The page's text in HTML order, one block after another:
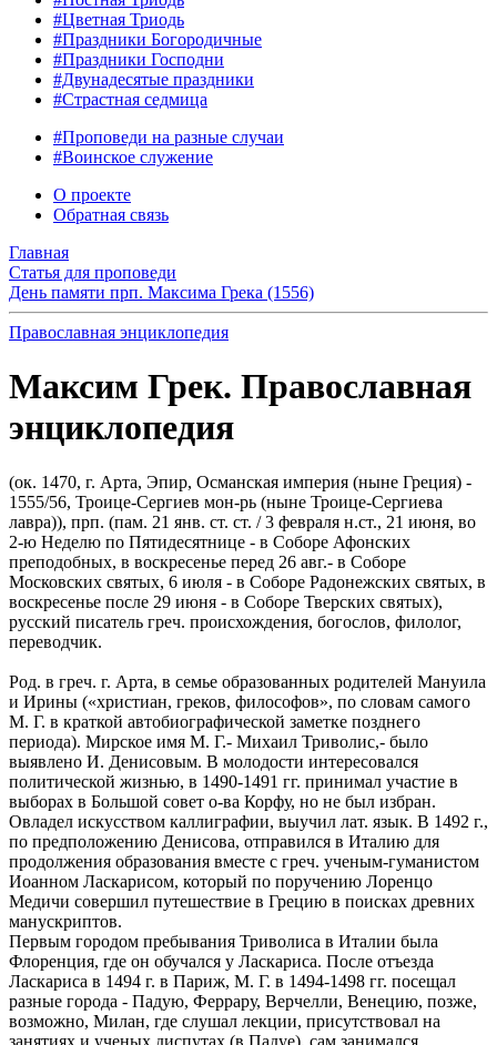
#Цветная Триодь
#Праздники Богородичные
#Праздники Господни
#Двунадесятые праздники
#Страстная седмица
#Проповеди на разные случаи
#Воинское служение
О проекте
Обратная связь
Главная
Статья для проповеди
День памяти прп. Максима Грека (1556)
Православная энциклопедия
Максим Грек. Православная
энциклопедия
(ок. 1470, г. Арта, Эпир, Османская империя (ныне Греция) -
1555/56, Троице-Сергиев мон-рь (ныне Троице-Сергиева
лавра)), прп. (пам. 21 янв. ст. ст. / 3 февраля н.ст., 21 июня, во
2-ю Неделю по Пятидесятнице - в Соборе Афонских
преподобных, в воскресенье перед 26 авг.- в Соборе
Московских святых, 6 июля - в Соборе Радонежских святых, в
воскресенье после 29 июня - в Соборе Тверских святых),
русский писатель греч. происхождения, богослов, филолог,
переводчик.
Род. в греч. г. Арта, в семье образованных родителей Мануила
и Ирины («христиан, греков, философов», по словам самого
М. Г. в краткой автобиографической заметке позднего
периода). Мирское имя М. Г.- Михаил Триволис,- было
выявлено И. Денисовым. В молодости интересовался
политической жизнью, в 1490-1491 гг. принимал участие в
выборах в Большой совет о-ва Корфу, но не был избран.
Овладел искусством каллиграфии, выучил лат. язык. В 1492 г.,
по предположению Денисова, отправился в Италию для
продолжения образования вместе с греч. ученым-гуманистом
Иоанном Ласкарисом, который по поручению Лоренцо
Медичи совершил путешествие в Грецию в поисках древних
манускриптов.
Первым городом пребывания Триволиса в Италии была
Флоренция, где он обучался у Ласкариса. После отъезда
Ласкариса в 1494 г. в Париж, М. Г. в 1494-1498 гг. посещал
разные города - Падую, Феррару, Верчелли, Венецию, позже,
возможно, Милан, где слушал лекции, присутствовал на
занятиях и ученых диспутах (в Падуе), сам занимался